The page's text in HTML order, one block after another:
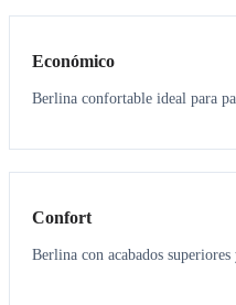
Económico
Berlina confortable ideal para
3 3
Confort
Berlina con acabados